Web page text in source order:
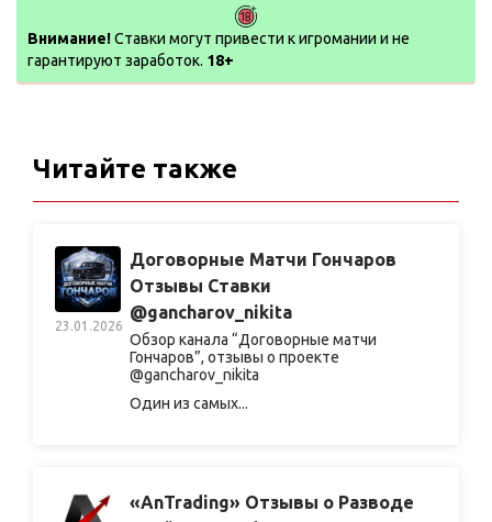
Внимание!Ставки могут привести к игромании и не
гарантируют заработок. 18+
Читайте также
23.01.2026
Договорные Матчи Гончаров
Отзывы Ставки
@gancharov_nikita
Обзор канала “Договорные матчи
Гончаров”, отзывы о проекте
@gancharov_nikita
Один из самых...
«AnTrading» Отзывы о Разводе